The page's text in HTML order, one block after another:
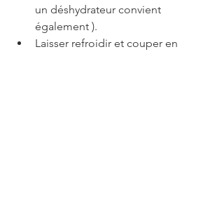
un déshydrateur convient
également ).
Laisser refroidir et couper en